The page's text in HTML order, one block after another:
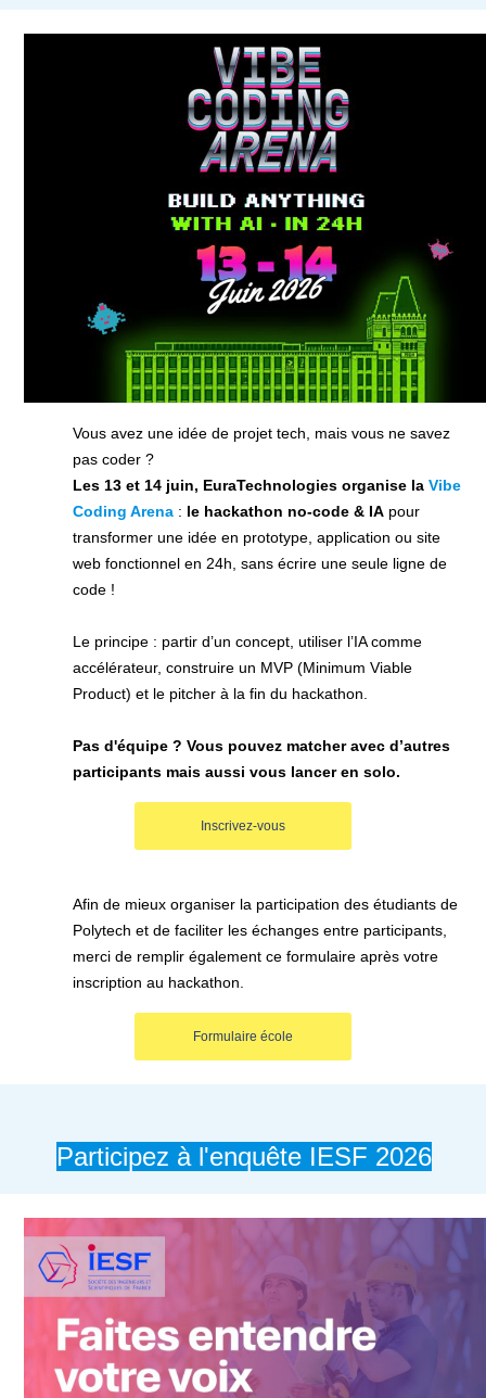
Vous avez une idée de projet tech, mais vous ne savez
pas coder ?
Les 13 et 14 juin, EuraTechnologies organise la Vibe
Coding Arena: le hackathon no-code & IApour
transformer une idée en prototype, application ou site
web fonctionnel en 24h, sans écrire une seule ligne de
code !
Le principe : partir d’un concept, utiliser l’IA comme
accélérateur, construire un MVP (Minimum Viable
Product) et le pitcher à la fin du hackathon.
Pas d'équipe ? Vous pouvez matcher avec d’autres
participants mais aussi vous lancer en solo.
Inscrivez-vous
Afin de mieux organiser la participation des étudiants de
Polytech et de faciliter les échanges entre participants,
merci de remplir également ce formulaire après votre
inscription au hackathon.
Formulaire école
Participez à l'enquête IESF 2026